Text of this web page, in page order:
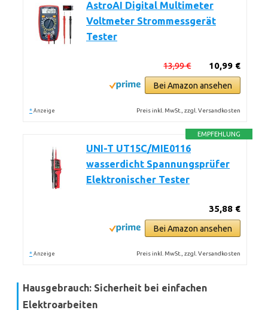
AstroAI Digital Multimeter
Voltmeter Strommessgerät
Tester
10,99 €
13,99 €
Bei Amazon ansehen
* Anzeige Preis inkl. MwSt., zzgl. Versandkosten
EMPFEHLUNG
UNI-T UT15C/MIE0116
wasserdicht Spannungsprüfer
Elektronischer Tester
35,88 €
Bei Amazon ansehen
* Anzeige Preis inkl. MwSt., zzgl. Versandkosten
Hausgebrauch: Sicherheit bei einfachen
Elektroarbeiten